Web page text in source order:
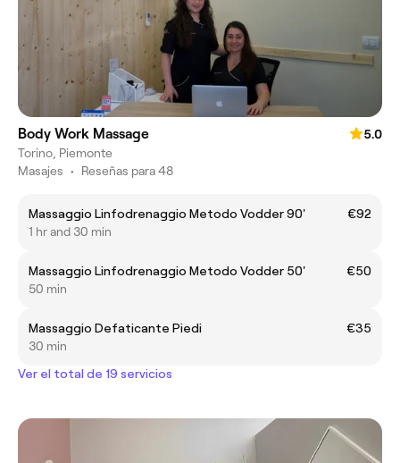
Body Work Massage
5.0
Torino, Piemonte
Masajes • Reseñas para 48
Massaggio Linfodrenaggio Metodo Vodder 90'
€92
1 hr and 30 min
Massaggio Linfodrenaggio Metodo Vodder 50'
€50
50 min
Massaggio Defaticante Piedi
€35
30 min
Ver el total de 19 servicios